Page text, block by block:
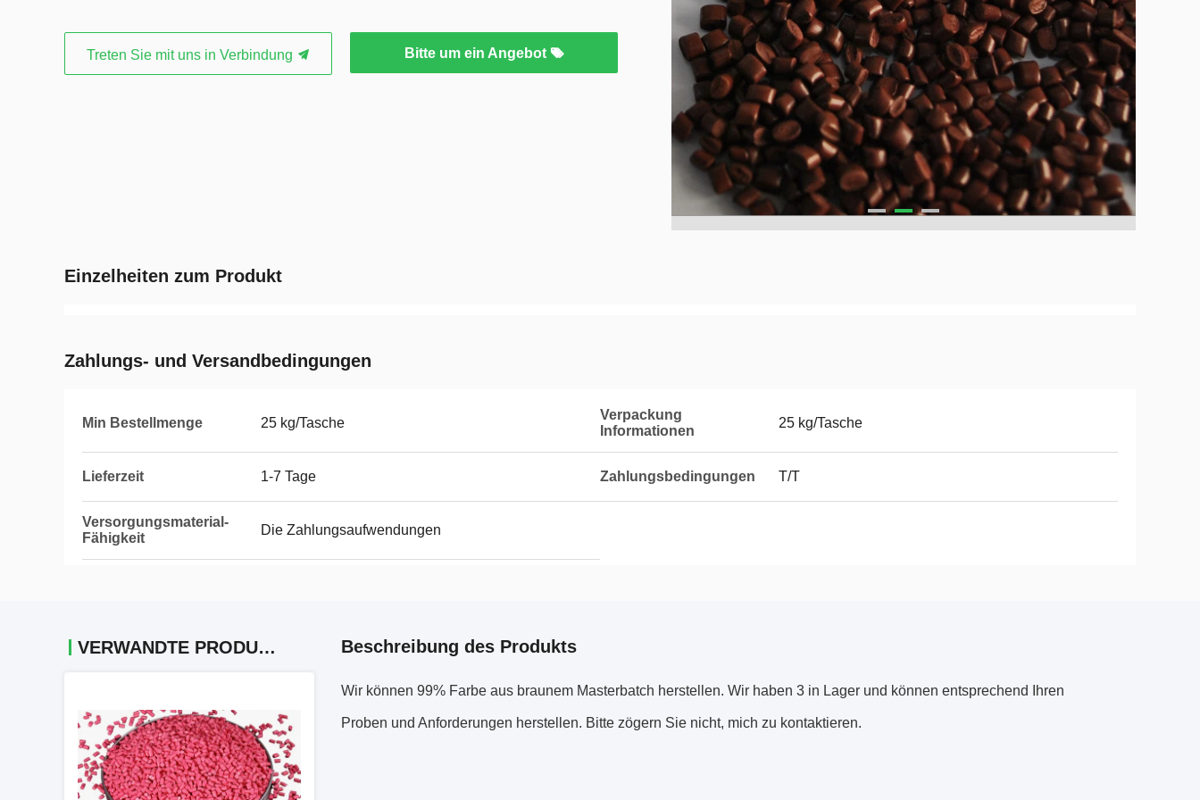
Treten Sie mit uns in Verbindung Bitte um ein Angebot
Einzelheiten zum Produkt
Zahlungs- und Versandbedingungen
Min Bestellmenge 25 kg/Tasche
Verpackung
Informationen
25 kg/Tasche
Lieferzeit 1-7 Tage Zahlungsbedingungen T/T
Versorgungsmaterial-
Fähigkeit
Die Zahlungsaufwendungen
VERWANDTE PRODUKTE Beschreibung des Produkts
Wir können 99% Farbe aus braunem Masterbatch herstellen. Wir haben 3 in Lager und können entsprechend Ihren
Proben und Anforderungen herstellen. Bitte zögern Sie nicht, mich zu kontaktieren.